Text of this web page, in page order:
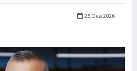
25 Oca 2026